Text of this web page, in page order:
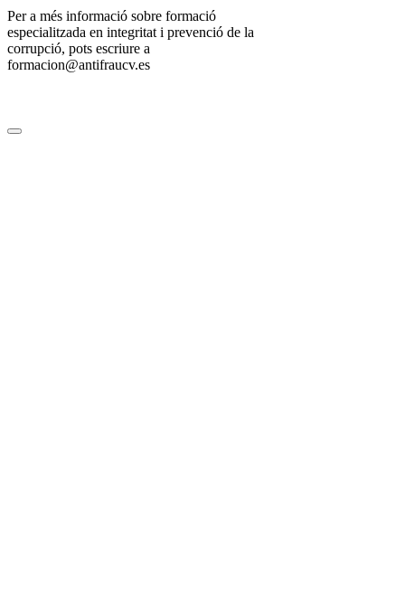
Per a més informació sobre formació
especialitzada en integritat i prevenció de la
corrupció, pots escriure a
formacion@antifraucv.es